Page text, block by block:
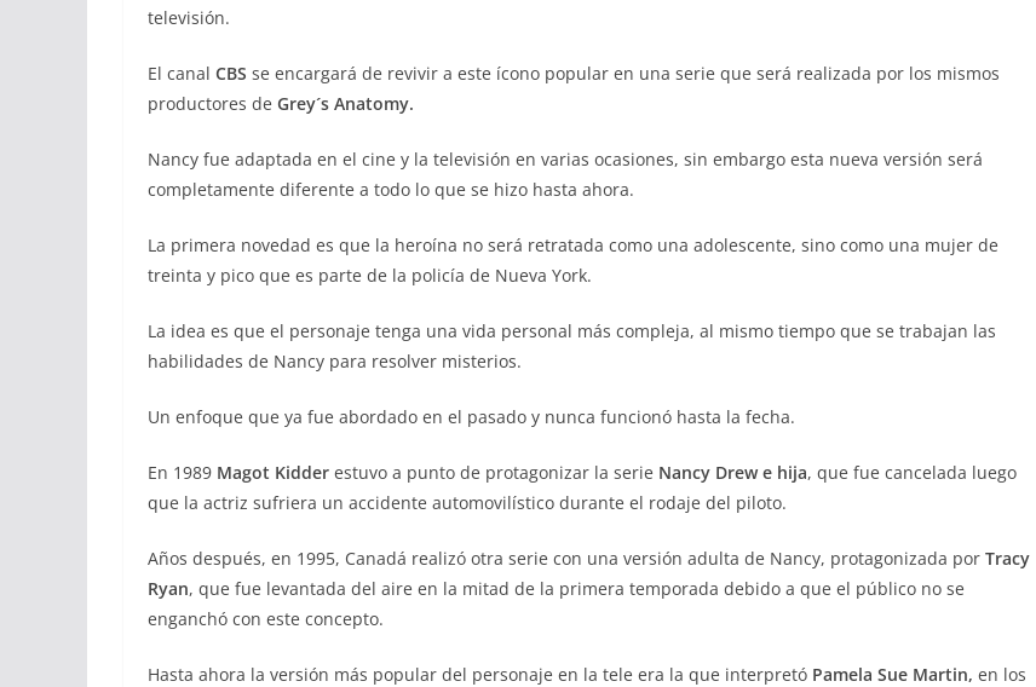
televisión.
El canal CBS se encargará de revivir a este ícono popular en una serie que será realizada por los mismos
productores de Grey´s Anatomy.
Nancy fue adaptada en el cine y la televisión en varias ocasiones, sin embargo esta nueva versión será
completamente diferente a todo lo que se hizo hasta ahora.
La primera novedad es que la heroína no será retratada como una adolescente, sino como una mujer de
treinta y pico que es parte de la policía de Nueva York.
La idea es que el personaje tenga una vida personal más compleja, al mismo tiempo que se trabajan las
habilidades de Nancy para resolver misterios.
Un enfoque que ya fue abordado en el pasado y nunca funcionó hasta la fecha.
En 1989 Magot Kidder estuvo a punto de protagonizar la serie Nancy Drew e hija, que fue cancelada luego
que la actriz sufriera un accidente automovilístico durante el rodaje del piloto.
Años después, en 1995, Canadá realizó otra serie con una versión adulta de Nancy, protagonizada por Tracy
Ryan, que fue levantada del aire en la mitad de la primera temporada debido a que el público no se
enganchó con este concepto.
Hasta ahora la versión más popular del personaje en la tele era la que interpretó Pamela Sue Martin, en los